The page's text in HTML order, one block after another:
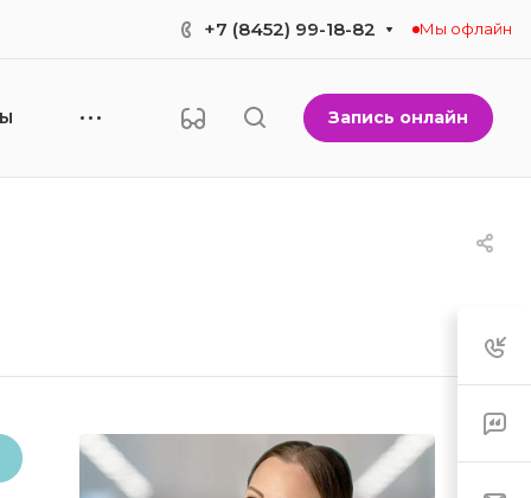
+7 (8452) 99-18-82 Мы офлайн
Запись онлайн